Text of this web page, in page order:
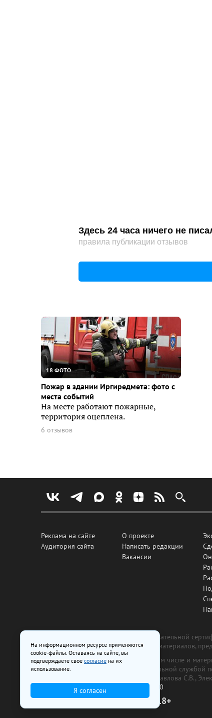
Здесь 24 часа ничего не
правила публикации отзывов
18 ФОТО
Пожар в здании Иргиредмета: фото с
места событий
На месте работают пожарные,
территория оцеплена.
6 отзывов
Реклама на сайте
Аудитория сайта
О проекте
Написать редакции
Вакансии
Все рекламные товары подлежат обязательной
изготовлена и размещена на основе материалов,
На сайте www.irk.ru размещаются в том числе и
от 29 октября 2018 г., выдан Федеральной службой
ООО «Ирк.ру». Главный редактор — Павлова С.В.,
Телефон редакции:
+7 (3952) 48-88-50
18+
На информационном ресурсе применяются
cookie-файлы. Оставаясь на сайте, вы
подтверждаете свое согласие на их
использование.
Я согласен